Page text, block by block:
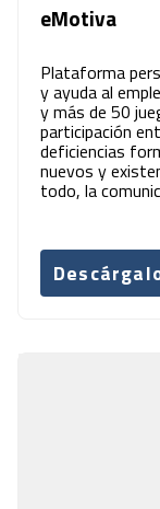
eMotiva
Plataforma
y ayuda al
y más de 50
participación
deficiencias
nuevos y
todo, la